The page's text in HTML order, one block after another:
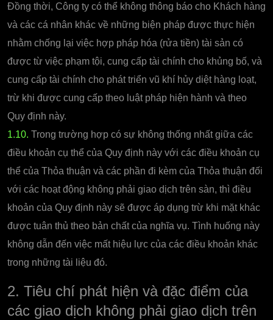
Đồng thời, Công ty có thể không thông báo cho Khách hàng
và các cá nhân khác về những biện pháp được thực hiện
nhằm chống lại việc hợp pháp hóa (rửa tiền) tài sản có
được từ việc phạm tội, cung cấp tài chính cho khủng bố, và
cung cấp tài chính cho phát triển vũ khí hủy diệt hàng loạt,
trừ khi được cung cấp theo luật pháp hiện hành và theo
Quy định này.
1.10. Trong trường hợp có sự không thống nhất giữa các
điều khoản cụ thể của Quy định này với các điều khoản cụ
thể của Thỏa thuận và các phần đi kèm của Thỏa thuận đối
với các hoạt động không phải giao dịch trên sàn, thì điều
khoản của Quy định này sẽ được áp dụng trừ khi mặt khác
được tuân thủ theo bản chất của nghĩa vụ. Tình huống này
không dẫn đến việc mất hiệu lực của các điều khoản khác
trong những tài liệu đó.
2. Tiêu chí phát hiện và đặc điểm của
các giao dịch không phải giao dịch trên